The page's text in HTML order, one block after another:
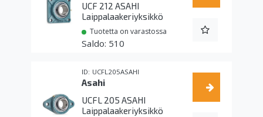
UCF 212 ASAHI
Laippalaakeriyksikkö
Tuotetta on varastossa
510
UCFL205ASAHI
Asahi
UCFL 205 ASAHI
Laippalaakeriyksikkö